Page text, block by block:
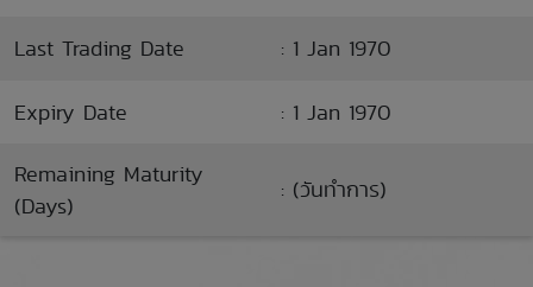
Last Trading Date : 1 Jan 1970
Expiry Date : 1 Jan 1970
Remaining Maturity
(Days)
: (วันทำการ)